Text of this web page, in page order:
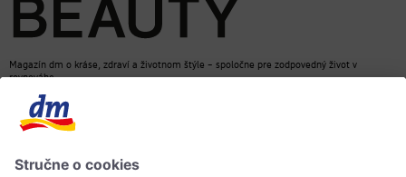
Magazín dm o kráse, zdraví a životnom štýle – spoločne pre zodpovedný život v
rovnováhe